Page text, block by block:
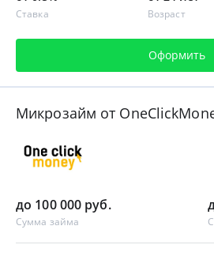
Ставка Возраст
Оформить
Микрозайм от
до 100 000 руб.
Сумма займа